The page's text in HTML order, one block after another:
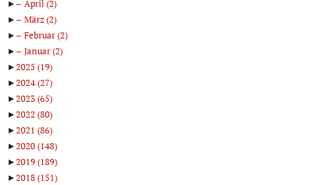
►
April(2)
►
März(2)
►
Februar(2)
►
Januar(2)
►2025 (19)
►2024(27)
►2023(65)
►2022 (80)
►2021 (86)
►2020(148)
►2019(189)
►2018(151)